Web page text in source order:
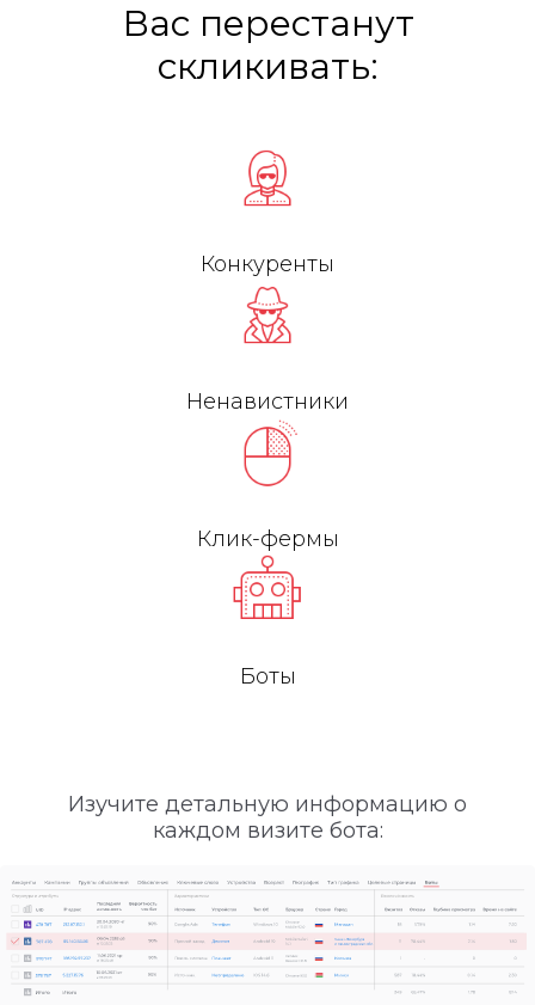
Вас перестанут
скликивать:
Конкуренты
Ненавистники
Клик-фермы
Боты
Изучите детальную информацию о
каждом визите бота: